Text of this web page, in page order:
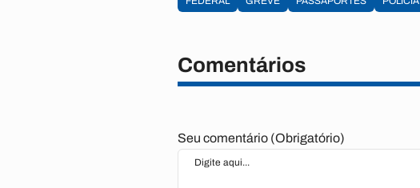
Comentários
Seu comentário (Obrigatório)